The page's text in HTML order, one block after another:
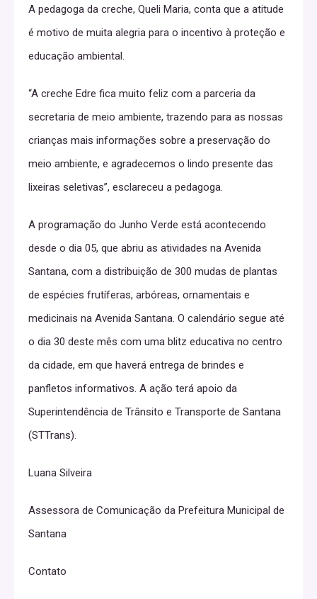
community is thriving. In this article, we will delve into
the world of pegging, exploring its history, the reasons
behind its appeal, and the impact it has on relationships.
your curiosity piqued as we take a closer look at this
fascinating and misunderstood aspect of human
sexuality.
Sexual Taboos
Breaking Down the Taboos: A Closer Look at Pegging
Dating Communities
When it comes to exploring different aspects of human
sexuality, society has often placed certain activities in
taboo territory. However, in recent years, there has been
embrace a more inclusive and open-minded approach
to sexuality. One such example is the rise of pegging
dating communities. Pegging, which refers to a sexual
practice where a woman uses a strap-on dildo to
penetrate her male partner anally, has traditionally been
communities aim to create a safe and non-judgmental
space for individuals who are interested in exploring or
A pedagoga da creche, Queli Maria, conta que a atitude
é motivo de muita alegria para o incentivo à proteção e
educação ambiental.
“A creche Edre fica muito feliz com a parceria da
secretaria de meio ambiente, trazendo para as nossas
crianças mais informações sobre a preservação do
meio ambiente, e agradecemos o lindo presente das
lixeiras seletivas”, esclareceu a pedagoga.
A programação do Junho Verde está acontecendo
desde o dia 05, que abriu as atividades na Avenida
Santana, com a distribuição de 300 mudas de plantas
de espécies frutíferas, arbóreas, ornamentais e
medicinais na Avenida Santana. O calendário segue até
o dia 30 deste mês com uma blitz educativa no centro
da cidade, em que haverá entrega de brindes e
panfletos informativos. A ação terá apoio da
Superintendência de Trânsito e Transporte de Santana
(STTrans).
Luana Silveira
Assessora de Comunicação da Prefeitura Municipal de
Santana
Contato